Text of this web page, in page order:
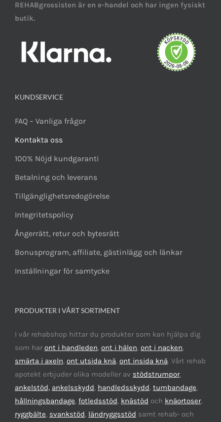
REHABgrossisten är en e-handel och har ingen fysiskt
butik.
KUNDSERVICE
FAQ – Vanliga frågor
Kontakta oss
100% Nöjd kundgaranti
Betalning och leverans
Tillgänglighetsredogörelse
Integritetspolicy
Ångerrätt, retur och bytesrätt
Bonusprogram, affiliate, gästinlägg och länkar
Inställningar för samtycke
PRODUKTER I VÅRT SORTIMENT
I vår rehabshop hittar du produkter som kan hjälpa dig
som haront i handleden, ont i hälen, ont i nacken,
smärta i axeln, ont utsida knä, ont insida knä. Vårt rehab
apotekt erbjuder olika modeller av stödstrumpor,
ankelstöd, ankelsskydd, handledsskydd, tumbandage,
hållningsbandage, fotledsstöd, knästöd och knäortoser,
ryggbälte, svankstöd, ländryggsstöd samt rehab- och